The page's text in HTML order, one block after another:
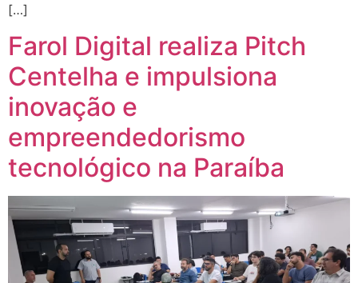
[…]
Farol Digital realiza Pitch
Centelha e impulsiona
inovação e
empreendedorismo
tecnológico na Paraíba